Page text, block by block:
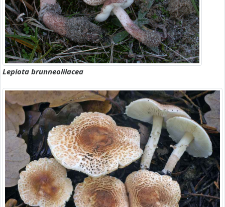
Lepiota brunneolilacea